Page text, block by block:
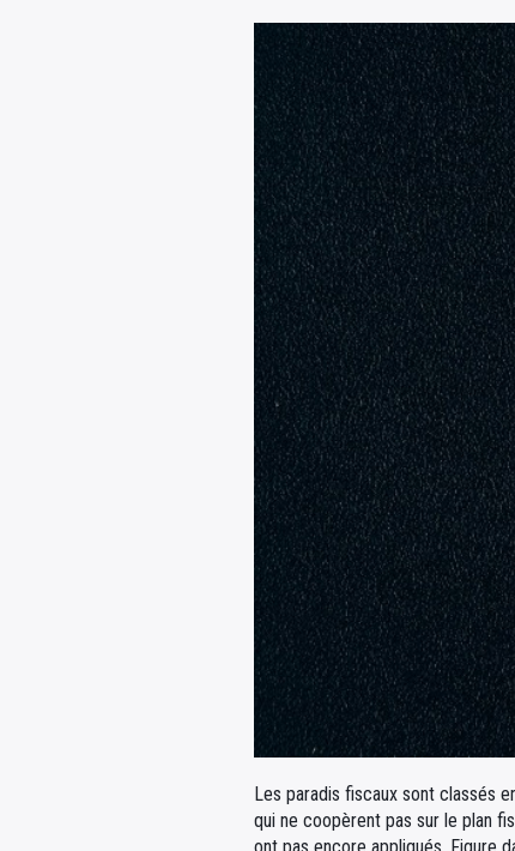
Les paradis fiscaux sont classés
qui ne coopèrent pas sur le plan